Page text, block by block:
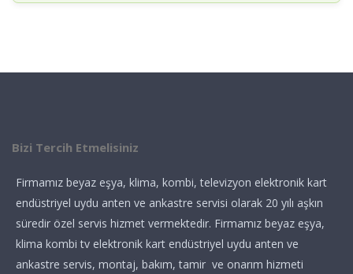
Bizi Tercih Etmelisiniz
Firmamız beyaz eşya, klima, kombi, televizyon elektronik kart
endüstriyel uydu anten ve ankastre servisi olarak 20 yılı aşkın
süredir özel servis hizmet vermektedir. Firmamız beyaz eşya,
klima kombi tv elektronik kart endüstriyel uydu anten ve
ankastre servis, montaj, bakım, tamir ve onarım hizmeti